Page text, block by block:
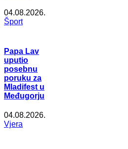
04.08.2026.
Šport
Papa Lav
uputio
posebnu
poruku za
Mladifest u
Međugorju
04.08.2026.
Vjera